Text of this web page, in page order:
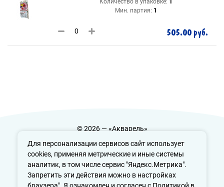
Для персонализации сервисов сайт использует
cookies, применяя метрические и иные системы
аналитик, в том числе сервис "Яндекс.Метрика".
Запретить эти действия можно в настройках
Мин. партия: 1
505.00 руб.
© 2026 — «Акварель»
Политика конфиденциальности